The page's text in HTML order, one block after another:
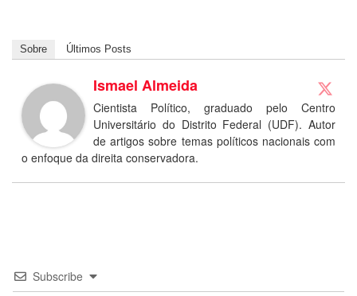
Sobre Últimos Posts
Ismael Almeida
Cientista Político, graduado pelo Centro
Universitário do Distrito Federal (UDF). Autor
de artigos sobre temas políticos nacionais com
o enfoque da direita conservadora.
Subscribe